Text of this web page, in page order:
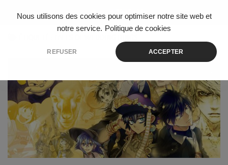
Nous utilisons des cookies pour optimiser notre site web et
notre service. Politique de cookies
REFUSER ACCEPTER
Skip to content